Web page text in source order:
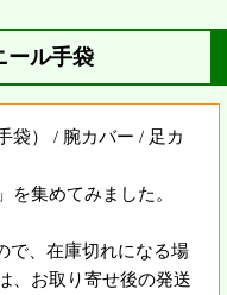
ル手袋
袋） / 腕カバー / 足カ
を集めてみました。
で、在庫切れになる場
、お取り寄せ後の発送